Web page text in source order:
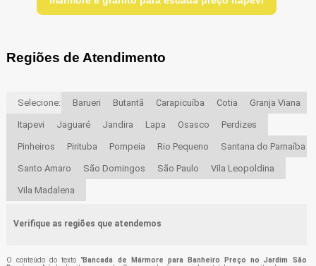
Regiões de Atendimento
Selecione: Barueri Butantã Carapicuíba Cotia Granja Viana
Itapevi Jaguaré Jandira Lapa Osasco Perdizes
Pinheiros Pirituba Pompeia Rio Pequeno Santana do Parnaíba
Santo Amaro São Domingos São Paulo Vila Leopoldina
Vila Madalena
Verifique as regiões que atendemos
O conteúdo do texto "Bancada de Mármore para Banheiro Preço no Jardim São